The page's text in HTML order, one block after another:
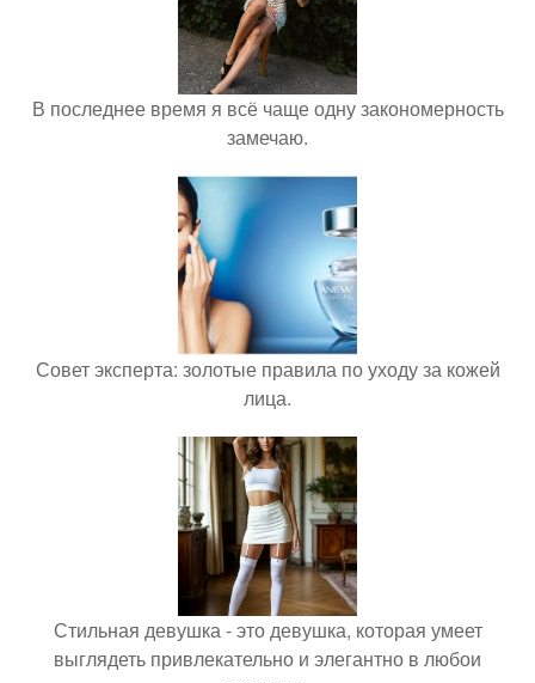
В последнее время я всё чаще одну закономерность
замечаю.
Совет эксперта: золотые правила по уходу за кожей
лица.
Стильная девушка - это девушка, которая умеет
выглядеть привлекательно и элегантно в любои